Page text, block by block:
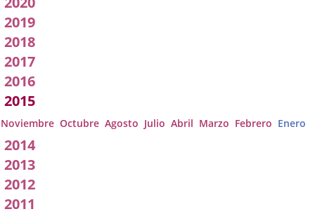
2019
2018
2017
2016
2015
Noviembre Octubre Agosto Julio Abril Marzo Febrero Enero
2014
2013
2012
2011